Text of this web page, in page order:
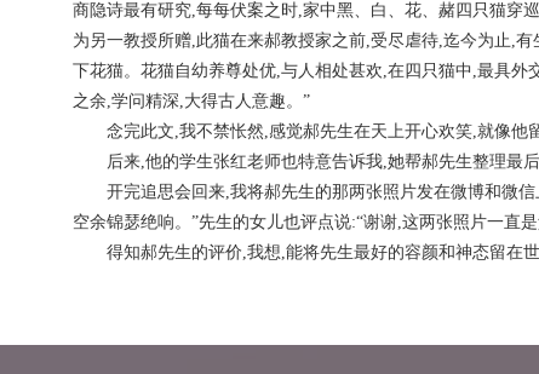
商隐诗最有研究,每每伏案之时,家中黑、白、花、赭四只猫穿
为另一教授所赠,此猫在来郝教授家之前,受尽虐待,迄今为止,
下花猫。花猫自幼养尊处优,与人相处甚欢,在四只猫中,最具
之余,学问精深,大得古人意趣。”
念完此文,我不禁怅然,感觉郝先生在天上开心欢笑,就像他留
后来,他的学生张红老师也特意告诉我,她帮郝先生整理最后
开完追思会回来,我将郝先生的那两张照片发在微博和微信
空余锦瑟绝响。”先生的女儿也评点说:“谢谢,这两张照片一直
得知郝先生的评价,我想,能将先生最好的容颜和神态留在世